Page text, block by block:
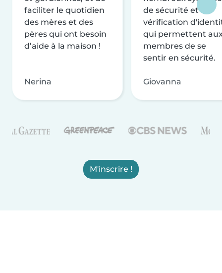
faciliter le quotidien
des mères et des
pères qui ont besoin
d’aide à la maison !
Nerina
de sécurité et de
vérification
qui permettent
membres de se
sentir en sécurité.
Giovanna
M'inscrire !